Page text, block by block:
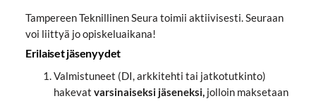
Tampereen Teknillinen Seura toimii aktiivisesti. Seuraan
voi liittyä jo opiskeluaikana!
Erilaiset jäsenyydet
Valmistuneet (DI, arkkitehti tai jatkotutkinto)
hakevat varsinaiseksi jäseneksi,jolloin maksetaan